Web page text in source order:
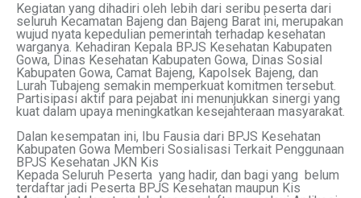
Kegiatan yang dihadiri oleh lebih dari seribu peserta dari
seluruh Kecamatan Bajeng dan Bajeng Barat ini, merupakan
wujud nyata kepedulian pemerintah terhadap kesehatan
warganya. Kehadiran Kepala BPJS Kesehatan Kabupaten
Gowa, Dinas Kesehatan Kabupaten Gowa, Dinas Sosial
Kabupaten Gowa, Camat Bajeng, Kapolsek Bajeng, dan
Lurah Tubajeng semakin memperkuat komitmen tersebut.
Partisipasi aktif para pejabat ini menunjukkan sinergi yang
kuat dalam upaya meningkatkan kesejahteraan masyarakat.
Dalan kesempatan ini, Ibu Fausia dari BPJS Kesehatan
Kabupaten Gowa Memberi Sosialisasi Terkait Penggunaan
BPJS Kesehatan JKN Kis
Kepada Seluruh Peserta yang hadir, dan bagi yang belum
terdaftar jadi Peserta BPJS Kesehatan maupun Kis